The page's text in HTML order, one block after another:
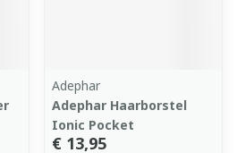
Adephar
Adephar Haarborstel
Ionic Pocket
€ 13,95